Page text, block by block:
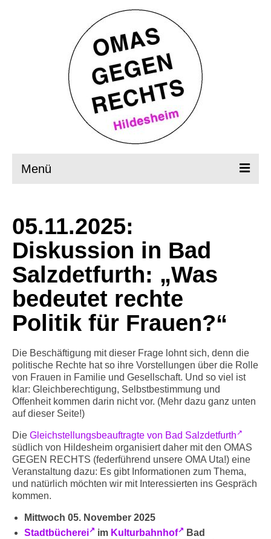
Menü
Wer, wie, was?
OMAS in Aktion
Info-Links gegen Rechts
05.11.2025:
Diskussion in Bad
Salzdetfurth: „Was
bedeutet rechte
Politik für Frauen?“
Die Beschäftigung mit dieser Frage lohnt sich, denn die
politische Rechte hat so ihre Vorstellungen über die Rolle
von Frauen in Familie und Gesellschaft. Und so viel ist
klar: Gleichberechtigung, Selbstbestimmung und
Offenheit kommen darin nicht vor. (Mehr dazu ganz unten
auf dieser Seite!)
Die Gleichstellungsbeauftragte von Bad Salzdetfurth
südlich von Hildesheim organisiert daher mit den OMAS
GEGEN RECHTS (federführend unsere OMA Uta!) eine
Veranstaltung dazu: Es gibt Informationen zum Thema,
und natürlich möchten wir mit Interessierten ins Gespräch
kommen.
Mittwoch 05. November 2025
Stadtbücherei
im Kulturbahnhof
Bad